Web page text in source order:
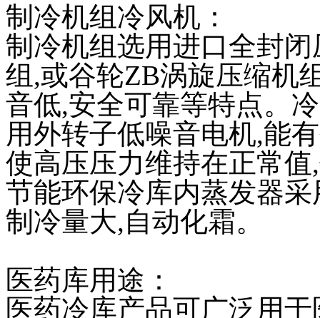
制冷机组冷风机：
制冷机组选用进口全封
组,或谷轮ZB涡旋压缩机
音低,安全可靠等特点。
用外转子低噪音电机,能
使高压压力维持在正常
节能环保冷库内蒸发器
制冷量大,自动化霜。
医药库用途：
医药冷库产品可广泛用